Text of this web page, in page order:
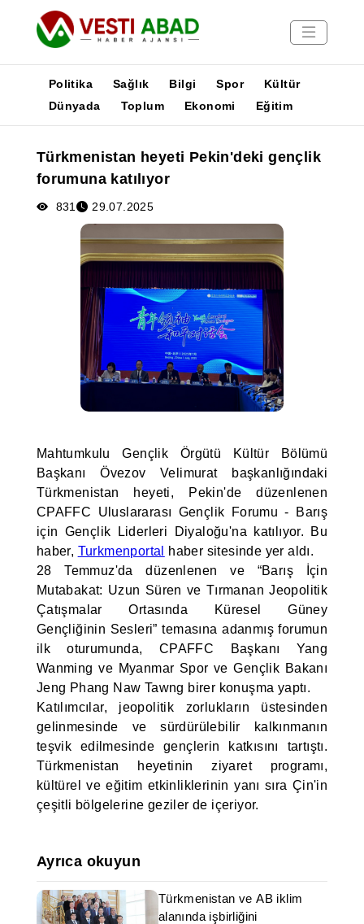
Yayınlar
Medya
Poster
Politika Sağlık Bilgi Spor
Kültür
Dünyada
Toplum Ekonomi Eğitim
Türkmenistan heyeti Pekin'deki gençlik
forumuna katılıyor
831 29.07.2025
Mahtumkulu Gençlik Örgütü Kültür Bölümü
Başkanı Övezov Velimurat başkanlığındaki
Türkmenistan heyeti, Pekin'de düzenlenen
CPAFFC Uluslararası Gençlik Forumu - Barış
için Gençlik Liderleri Diyaloğu'na katılıyor. Bu
haber, Turkmenportal
haber sitesinde yer aldı.
28 Temmuz'da düzenlenen ve “Barış İçin
Mutabakat: Uzun Süren ve Tırmanan Jeopolitik
Çatışmalar Ortasında Küresel Güney
Gençliğinin Sesleri” temasına adanmış forumun
ilk oturumunda, CPAFFC Başkanı Yang
Wanming ve Myanmar Spor ve Gençlik Bakanı
Jeng Phang Naw Tawng birer konuşma yaptı.
Katılımcılar, jeopolitik zorlukların üstesinden
gelinmesinde ve sürdürülebilir kalkınmanın
teşvik edilmesinde gençlerin katkısını tartıştı.
Türkmenistan heyetinin ziyaret programı,
kültürel ve eğitim etkinliklerinin yanı sıra Çin'in
çeşitli bölgelerine geziler de içeriyor.
Ayrıca okuyun
Türkmenistan ve AB iklim
alanında işbirliğini